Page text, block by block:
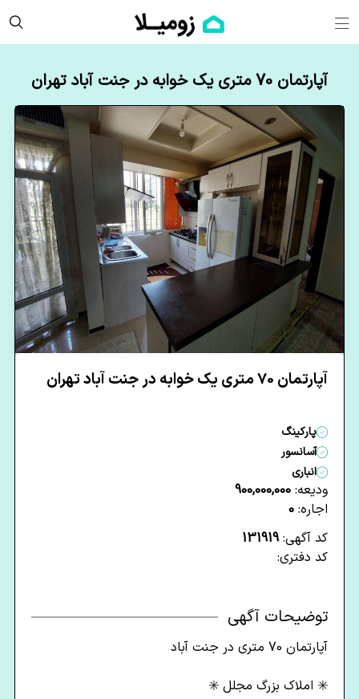
آپارتمان 70 متری یک خوابه در جنت آباد تهران
آپارتمان 70 متری یک خوابه در جنت آباد تهران
پارکینگ
آسانسور
انباری
ودیعه: 900,000,000
اجاره: 0
کد آگهی:131919
کد دفتری:
توضیحات آگهی
آپارتمان 70 متری در جنت آباد
✳️ املاک بزرگ مجلل ✳️